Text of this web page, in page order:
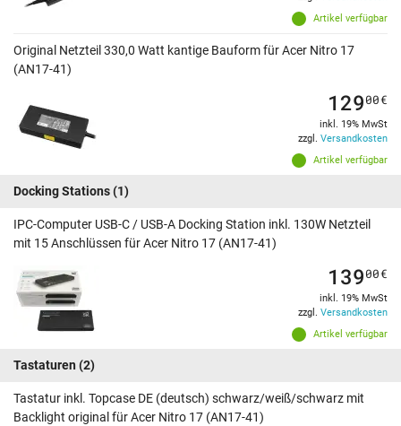
Artikel verfügbar
Original Netzteil 330,0 Watt kantige Bauform für Acer Nitro 17
(AN17-41)
Artikel verfügbar
12900€
inkl. 19% MwSt
zzgl. Versandkosten
Docking Stations(1)
IPC-Computer USB-C / USB-A Docking Station inkl. 130W Netzteil
mit 15 Anschlüssen für Acer Nitro 17 (AN17-41)
Artikel verfügbar
13900€
inkl. 19% MwSt
zzgl. Versandkosten
Tastaturen (2)
Tastatur inkl. Topcase DE (deutsch) schwarz/weiß/schwarz mit
Backlight original für Acer Nitro 17 (AN17-41)